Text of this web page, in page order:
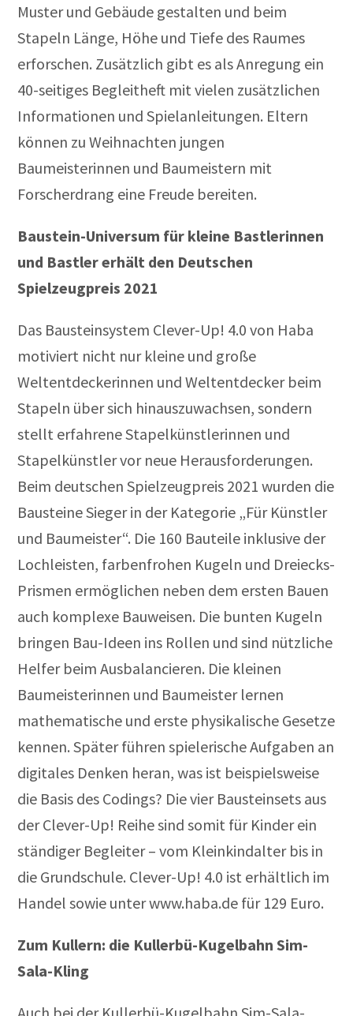
Muster und Gebäude gestalten und beim
Stapeln Länge, Höhe und Tiefe des Raumes
erforschen. Zusätzlich gibt es als Anregung ein
40-seitiges Begleitheft mit vielen zusätzlichen
Informationen und Spielanleitungen. Eltern
können zu Weihnachten jungen
Baumeisterinnen und Baumeistern mit
Forscherdrang eine Freude bereiten.
Baustein-Universum für kleine Bastlerinnen
und Bastler erhält den Deutschen
Spielzeugpreis 2021
Das Bausteinsystem Clever-Up! 4.0 von Haba
motiviert nicht nur kleine und große
Weltentdeckerinnen und Weltentdecker beim
Stapeln über sich hinauszuwachsen, sondern
stellt erfahrene Stapelkünstlerinnen und
Stapelkünstler vor neue Herausforderungen.
Beim deutschen Spielzeugpreis 2021 wurden die
Bausteine Sieger in der Kategorie „Für Künstler
und Baumeister“. Die 160 Bauteile inklusive der
Lochleisten, farbenfrohen Kugeln und Dreiecks-
Prismen ermöglichen neben dem ersten Bauen
auch komplexe Bauweisen. Die bunten Kugeln
bringen Bau-Ideen ins Rollen und sind nützliche
Helfer beim Ausbalancieren. Die kleinen
Baumeisterinnen und Baumeister lernen
mathematische und erste physikalische Gesetze
kennen. Später führen spielerische Aufgaben an
digitales Denken heran, was ist beispielsweise
die Basis des Codings? Die vier Bausteinsets aus
der Clever-Up! Reihe sind somit für Kinder ein
ständiger Begleiter – vom Kleinkindalter bis in
die Grundschule. Clever-Up! 4.0 ist erhältlich im
Handel sowie unter www.haba.de für 129 Euro.
Zum Kullern: die Kullerbü-Kugelbahn Sim-
Sala-Kling